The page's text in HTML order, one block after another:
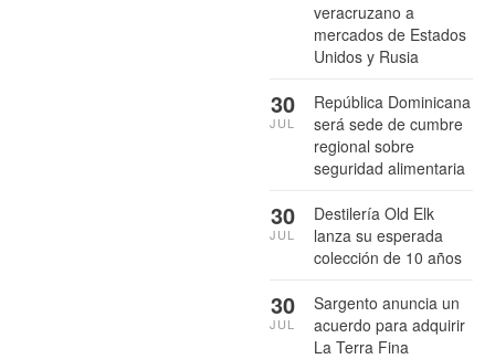
veracruzano a
mercados de Estados
Unidos y Rusia
República Dominicana
será sede de cumbre
regional sobre
seguridad alimentaria
30
JUL
Destilería Old Elk
lanza su esperada
colección de 10 años
30
JUL
Sargento anuncia un
acuerdo para adquirir
La Terra Fina
30
JUL